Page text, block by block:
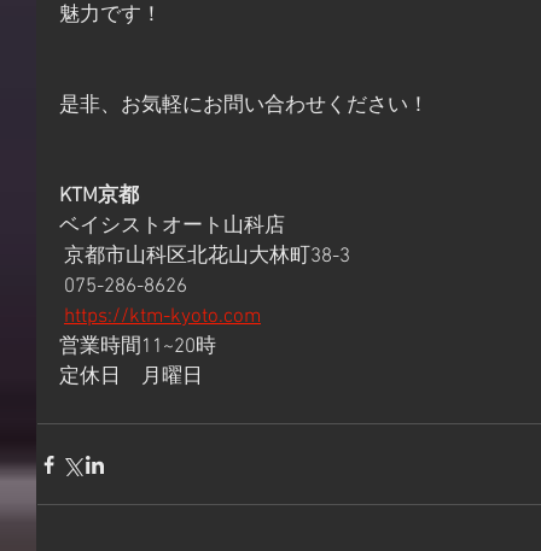
魅力です！
是非、お気軽にお問い合わせください！
KTM京都
ベイシストオート山科店
京都市山科区北花山大林町38-3
075-286-8626
https://ktm-kyoto.com
営業時間11~20時
定休日　月曜日